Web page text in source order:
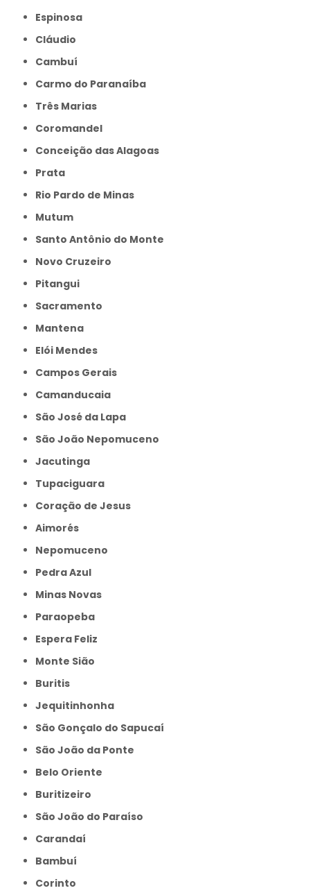
Espinosa
Cláudio
Cambuí
Carmo do Paranaíba
Três Marias
Coromandel
Conceição das Alagoas
Prata
Rio Pardo de Minas
Mutum
Santo Antônio do Monte
Novo Cruzeiro
Pitangui
Sacramento
Mantena
Elói Mendes
Campos Gerais
Camanducaia
São José da Lapa
São João Nepomuceno
Jacutinga
Tupaciguara
Coração de Jesus
Aimorés
Nepomuceno
Pedra Azul
Minas Novas
Paraopeba
Espera Feliz
Monte Sião
Buritis
Jequitinhonha
São Gonçalo do Sapucaí
São João da Ponte
Belo Oriente
Buritizeiro
São João do Paraíso
Carandaí
Bambuí
Corinto